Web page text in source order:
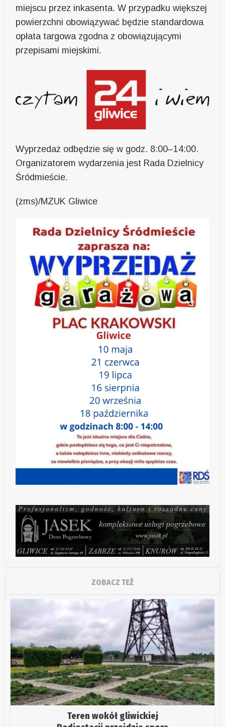
miejscu przez inkasenta. W przypadku większej
powierzchni obowiązywać będzie standardowa
opłata targowa zgodna z obowiązującymi
przepisami miejskimi.
Wyprzedaż odbędzie się w godz. 8:00–14:00.
Organizatorem wydarzenia jest Rada Dzielnicy
Śródmieście.
(żms)/MZUK Gliwice
ZOBACZ TEŻ
Teren wokół gliwickiej